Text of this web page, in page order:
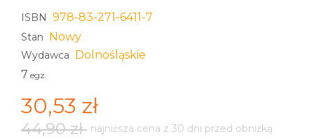
ISBN 978-83-271-6411-7
Stan Nowy
Wydawca Dolnośląskie
7 egz.
30,53 zł
44,90 zł najniższa cena z 30 dni przed obniżką